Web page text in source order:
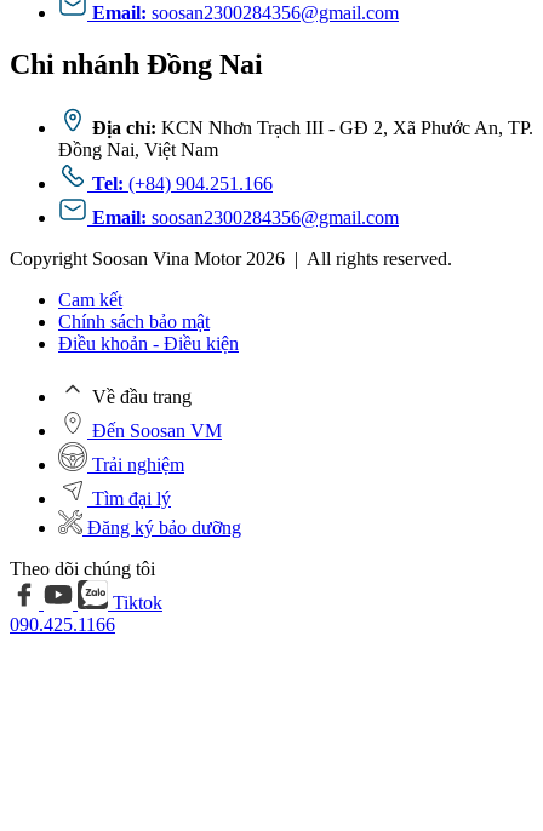
Email: soosan2300284356@gmail.com
Chi nhánh Đồng Nai
Địa chỉ: KCN Nhơn Trạch III - GĐ 2, Xã Phước An, TP.
Đồng Nai, Việt Nam
Tel: (+84) 904.251.166
Email: soosan2300284356@gmail.com
Copyright Soosan Vina Motor 2026 | All rights reserved.
Cam kết
Chính sách bảo mật
Điều khoản - Điều kiện
Về đầu trang
Đến Soosan VM
Trải nghiệm
Tìm đại lý
Đăng ký bảo dưỡng
Theo dõi chúng tôi
Tiktok
090.425.1166